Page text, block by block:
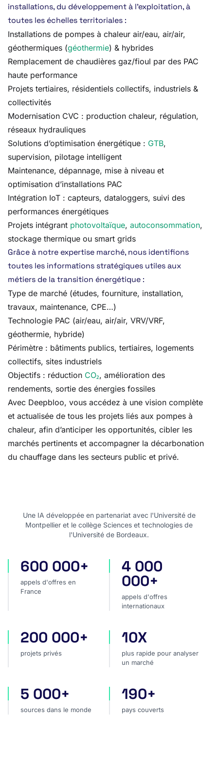
installations, du développement à l’exploitation, à
toutes les échelles territoriales :
Installations de pompes à chaleur air/eau, air/air,
géothermiques (géothermie) & hybrides
Remplacement de chaudières gaz/fioul par des PAC
haute performance
Projets tertiaires, résidentiels collectifs, industriels &
collectivités
Modernisation CVC : production chaleur, régulation,
réseaux hydrauliques
Solutions d’optimisation énergétique : GTB,
supervision, pilotage intelligent
Maintenance, dépannage, mise à niveau et
optimisation d’installations PAC
Intégration IoT : capteurs, dataloggers, suivi des
performances énergétiques
Projets intégrant photovoltaïque, autoconsommation,
stockage thermique ou smart grids
Grâce à notre expertise marché, nous identifions
toutes les informations stratégiques utiles aux
métiers de la transition énergétique :
Type de marché (études, fourniture, installation,
travaux, maintenance, CPE…)
Technologie PAC (air/eau, air/air, VRV/VRF,
géothermie, hybride)
Périmètre : bâtiments publics, tertiaires, logements
collectifs, sites industriels
Objectifs : réduction CO₂, amélioration des
rendements, sortie des énergies fossiles
Avec Deepbloo, vous accédez à une vision complète
et actualisée de tous les projets liés aux pompes à
chaleur, afin d’anticiper les opportunités, cibler les
marchés pertinents et accompagner la décarbonation
du chauffage dans les secteurs public et privé.
Une IA développée en partenariat avec l'Université de
Montpellier et le collège Sciences et technologies de
l'Université de Bordeaux.
appels d'offres en France
600 000+
appels d'offres en
France
appels d'offres
4 000
000+
appels d'offres
internationaux
projets privés
200 000+
projets privés
plus rapide pour analyser
10X
plus rapide pour analyser
un marché
sources dans le monde
5 000+
sources dans le monde
pays couverts
190+
pays couverts